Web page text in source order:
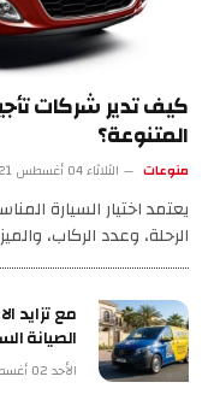
كيف تدير شركات
المتنوعة؟
منوعات الثلاثاء 04 أغسطس 9:21 م
يعتمد اختيار السيارة
الرحلة، وعدد الركاب،
مع تزايد
الصيانة
الأحد 02 أغسطس 7:08 م